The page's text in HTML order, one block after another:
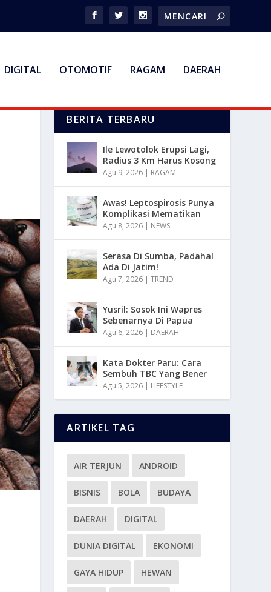
DIGITAL OTOMOTIF RAGAM DAERAH
BERITA TERBARU
Ile Lewotolok Erupsi Lagi,
Radius 3 Km Harus Kosong
Agu 9, 2026 | RAGAM
Awas! Leptospirosis Punya
Komplikasi Mematikan
Agu 8, 2026 | NEWS
Serasa Di Sumba, Padahal
Ada Di Jatim!
Agu 7, 2026 |TREND
Yusril: Sosok Ini Wapres
Sebenarnya Di Papua
Agu 6, 2026 | DAERAH
Kata Dokter Paru: Cara
Sembuh TBC Yang Bener
Agu 5, 2026 | LIFESTYLE
ARTIKEL TAG
AIR TERJUN ANDROID
BISNIS BOLA BUDAYA
DAERAH DIGITAL
DUNIA DIGITAL EKONOMI
GAYA HIDUP HEWAN